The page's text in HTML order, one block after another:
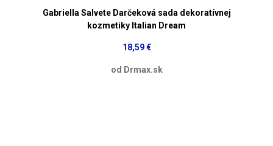
Gabriella Salvete Darčeková sada dekoratívnej
kozmetiky Italian Dream
18,59 €
od Drmax.sk